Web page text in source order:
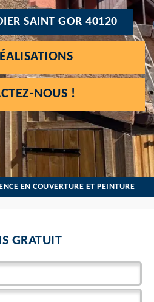
SAINT GOR 40120
NOUS !
EN COUVERTURE ET PEINTURE
GRATUIT